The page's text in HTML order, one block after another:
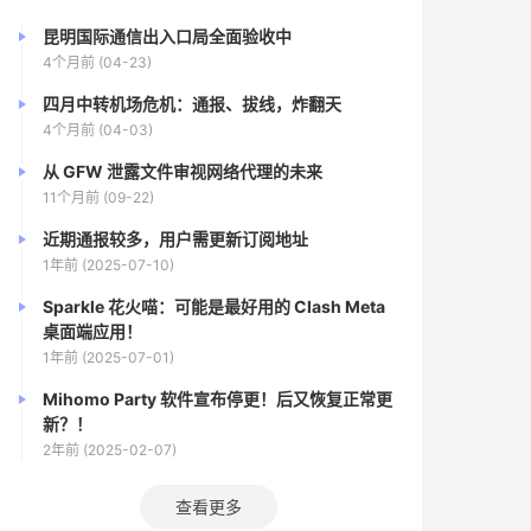
昆明国际通信出入口局全面验收中
4个月前 (04-23)
四月中转机场危机：通报、拔线，炸翻天
4个月前 (04-03)
从 GFW 泄露文件审视网络代理的未来
11个月前 (09-22)
近期通报较多，用户需更新订阅地址
1年前 (2025-07-10)
Sparkle 花火喵：可能是最好用的 Clash Meta
桌面端应用！
1年前 (2025-07-01)
Mihomo Party 软件宣布停更！后又恢复正常更
新？！
2年前 (2025-02-07)
查看更多